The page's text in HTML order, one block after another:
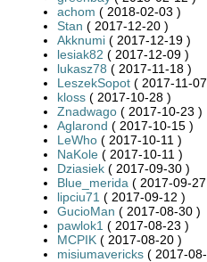
achom ( 2018-02-03 )
Stan ( 2017-12-20 )
Akknumi ( 2017-12-19 )
lesiak82 ( 2017-12-09 )
lukasz78 ( 2017-11-18 )
LeszekSopot ( 2017-11-
kloss ( 2017-10-28 )
Znadwago ( 2017-10-23 )
Aglarond ( 2017-10-15 )
LeWho ( 2017-10-11 )
NaKole ( 2017-10-11 )
Dziasiek ( 2017-09-30 )
Blue_merida ( 2017-09-
lipciu71 ( 2017-09-12 )
GucioMan ( 2017-08-30 )
pawlok1 ( 2017-08-23 )
MCPIK ( 2017-08-20 )
misiumavericks ( 2017-